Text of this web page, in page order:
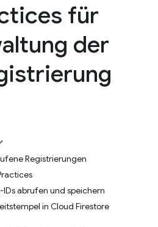
für
der
Registrierungen
abrufen und speichern
in Cloud Firestore